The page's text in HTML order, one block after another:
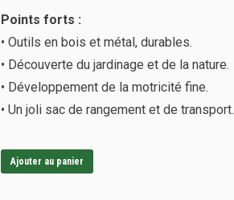
Points forts :
• Outils en bois et métal, durables.
• Découverte du jardinage et de la nature.
• Développement de la motricité fine.
• Un joli sac de rangement et de transport.
Ajouter au panier